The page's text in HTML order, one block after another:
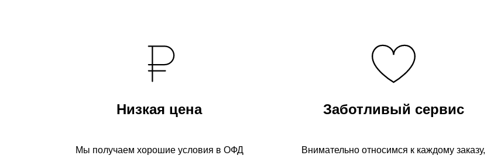
Низкая цена
Мы получаем хорошие условия в ОФД
Заботливый сервис
Внимательно относимся к каждому заказу,